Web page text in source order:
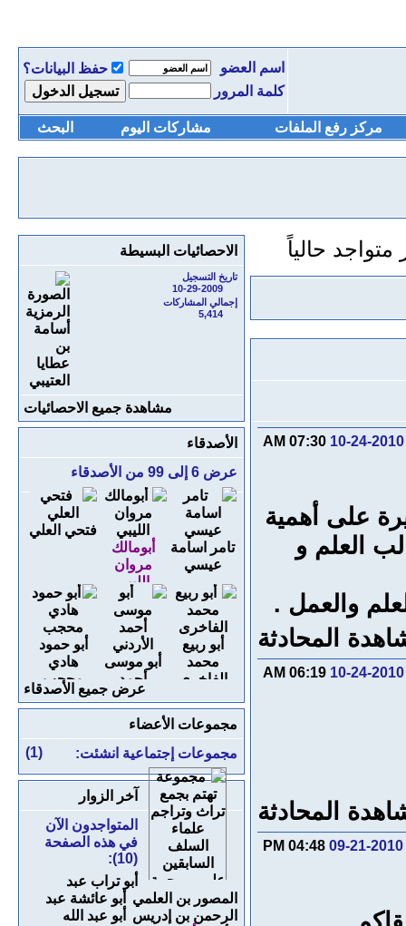
اسم العضو
حفظ البيانات؟
كلمة المرور
مركز رفع الملفات مشاركات اليوم البحث
10-24-2010
07:30 AM
على أهمية
العلم و
والعمل .
المحادثة
10-24-2010
06:19 AM
المحادثة
09-21-2010
04:48 PM
الاحصائيات البسيطة
تاريخ التسجيل
10-29-2009
إجمالي المشاركات
5,414
مشاهدة جميع الاحصائيات
الأصدقاء
عرض 6 إلى 99 من الأصدقاء
تامر اسامة
عيسي
أبومالك
مروان
الليبي
فتحي العلي
أبو ربيع
محمد
الفاخرى
أبو موسى
أحمد
الأردني
أبو حمود
هادي
محجب
عرض جميع الأصدقاء
مجموعات الأعضاء
(1)
مجموعات إجتماعية انشئت:
آخر الزوار
المتواجدون الآن
في هذه الصفحة
(10):
أبو تراب عبد
المصور بن العلمي
أبو عائشة عبد
الرحمن بن إدريس
أبو عبد الله